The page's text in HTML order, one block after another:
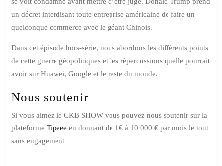
un décret interdisant toute entreprise américaine de faire un
quelconque commerce avec le géant Chinois.
Dans cet épisode hors-série, nous abordons les différents points
de cette guerre géopolitiques et les répercussions quelle pourrait
avoir sur Huawei, Google et le reste du monde.
Nous soutenir
Si vous aimez le CKB SHOW vous pouvez nous soutenir sur la
plateforme Tipeee en donnant de 1€ à 10 000 € par mois le tout
sans engagement